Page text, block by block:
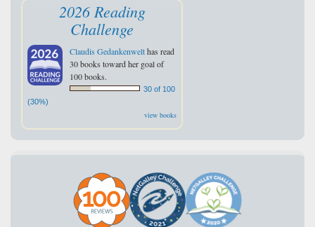
2026 Reading
Challenge
Claudis Gedankenwelthas read
30 books toward her goal of
100 books.
30 of 100
(30%)
view books